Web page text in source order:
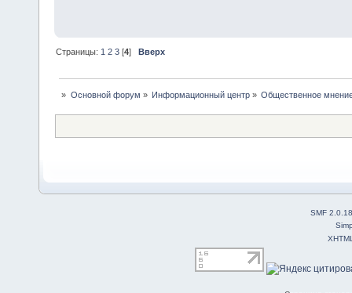
Страницы: 1 2 3 [4]Вверх
» Основной форум » Информационный центр» Общественное
SMF 2.0.18